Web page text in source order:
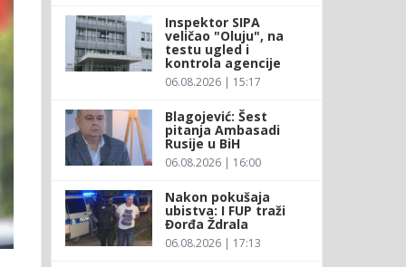
Inspektor SIPA
veličao "Oluju", na
testu ugled i
kontrola agencije
06.08.2026 | 15:17
Blagojević: Šest
pitanja Ambasadi
Rusije u BiH
06.08.2026 | 16:00
Nakon pokušaja
ubistva: I FUP traži
Đorđa Ždrala
06.08.2026 | 17:13